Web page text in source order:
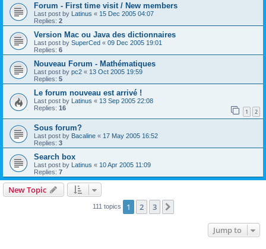
Forum - First time visit / New members
Last post by Latinus « 15 Dec 2005 04:07
Replies: 2
Version Mac ou Java des dictionnaires
Last post by SuperCed « 09 Dec 2005 19:01
Replies: 6
Nouveau Forum - Mathématiques
Last post by pc2 « 13 Oct 2005 19:59
Replies: 5
Le forum nouveau est arrivé !
Last post by Latinus « 13 Sep 2005 22:08
Replies: 16 1 2
Sous forum?
Last post by Bacaline « 17 May 2005 16:52
Replies: 3
Search box
Last post by Latinus « 10 Apr 2005 11:09
Replies: 7
New Topic
111 topics 1 2 3
Jump to